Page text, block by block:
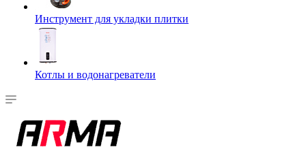
Инструмент для укладки плитки
Котлы и водонагреватели